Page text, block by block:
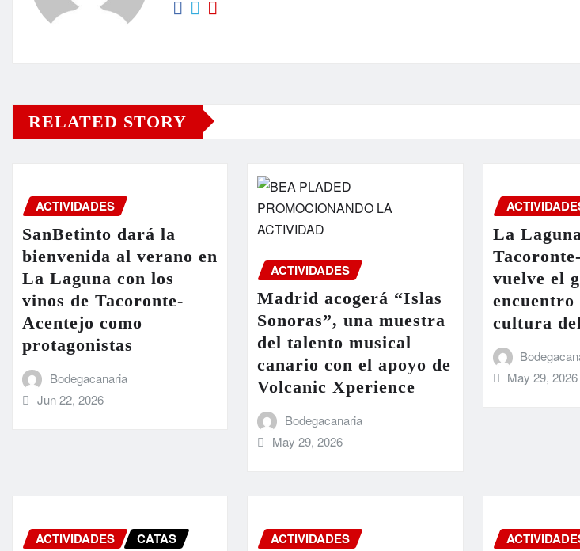
RELATED STORY
ACTIVIDADES
SanBetinto dará la
bienvenida al verano en
La Laguna con los
vinos de Tacoronte-
Acentejo como
protagonistas
Bodegacanaria
Jun 22, 2026
ACTIVIDADES
Madrid acogerá “Islas
Sonoras”, una muestra
del talento musical
canario con el apoyo de
Volcanic Xperience
Bodegacanaria
May 29, 2026
La
vuelve el
cultura
May 29, 2026
ACTIVIDADES CATAS
ACTIVIDADES